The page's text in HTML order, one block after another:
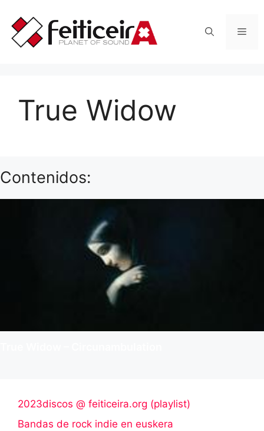
contenido
True Widow
Contenidos:
2023discos @ feiticeira.org (playlist)
Bandas de rock indie en euskera